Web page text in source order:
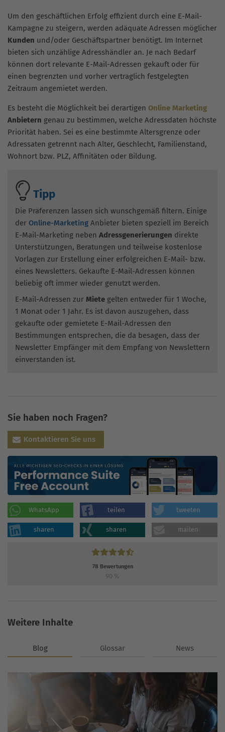
Um den geschäftlichen Erfolg effizient durch eine E-Mail-
Kampagne zu steigern, werden adäquate Adressen möglicher
Kunden und/oder Geschäftspartner benötigt. Im Internet
bieten sich unzählige Adresshändler an. Je nach Bedarf
können dort relevante E-Mail-Adressen gekauft oder für
einen begrenzten und vorher vertraglich festgelegten
Zeitraum angemietet werden.
Es besteht die Möglichkeit bei derartigen Online Marketing
Anbietern genau zu bestimmen, welche Adressdaten höchste
Priorität haben. Sei es eine bestimmte Altersgrenze oder
Adressaten getrennt nach Alter, Geschlecht, Familienstand,
Wohnort bzw. PLZ, Affinitäten oder Bildung.
Tipp
Die Präferenzen lassen sich wunschgemäß filtern. Einige
der Online-Marketing Anbieter bieten speziell im Bereich
E-Mail-Marketing neben Adressgenerierungen direkte
Unterstützungen, Beratungen und teilweise kostenlose
Vorlagen zur Erstellung einer erfolgreichen E-Mail- bzw.
eines Newsletters. Gekaufte E-Mail-Adressen können
beliebig oft immer wieder genutzt werden.
E-Mail-Adressen zur Miete gelten entweder für 1 Woche,
1 Monat oder 1 Jahr. Es ist davon auszugehen, dass
gekaufte oder gemietete E-Mail-Adressen den
Bestimmungen entsprechen, die da besagen, dass der
Newsletter Empfänger mit dem Empfang von Newslettern
einverstanden ist.
Sie haben noch Fragen?
Kontaktieren Sie uns
WhatsApp teilen tweeten
sharen sharen mailen
78 Bewertungen
90 %
Weitere Inhalte
Blog Glossar News